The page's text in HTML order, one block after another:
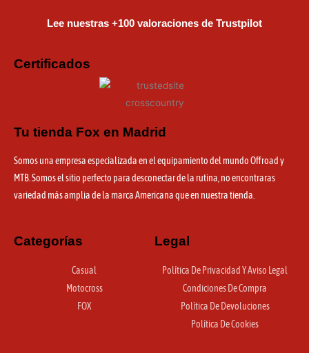
a
k
Lee nuestras +100 valoraciones de Trustpilot
Certificados
Tu tienda Fox en Madrid
Somos una empresa especializada en el equipamiento del mundo Offroad y
MTB. Somos el sitio perfecto para desconectar de la rutina, no encontraras
variedad más amplia de la marca Americana que en nuestra tienda.
Categorías
Casual
Motocross
FOX
Legal
Política De Privacidad Y Aviso Legal
Condiciones De Compra
Política De Devoluciones
Política De Cookies